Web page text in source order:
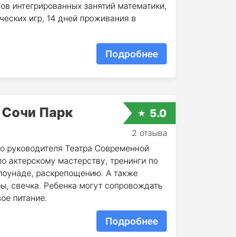
интегрированных занятий математики,
игр, 14 дней проживания в
Подробнее
Сочи Парк
руководителя Театра Современной
актерскому мастерству, тренинги по
раскрепощению. А также
свечка. Ребенка могут сопровождать
питание.
Подробнее
5.0
2 отзыва